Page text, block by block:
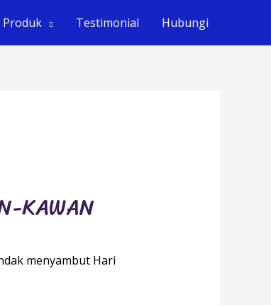
Produk Testimonial Hubungi
KAWAN
menyambut Hari